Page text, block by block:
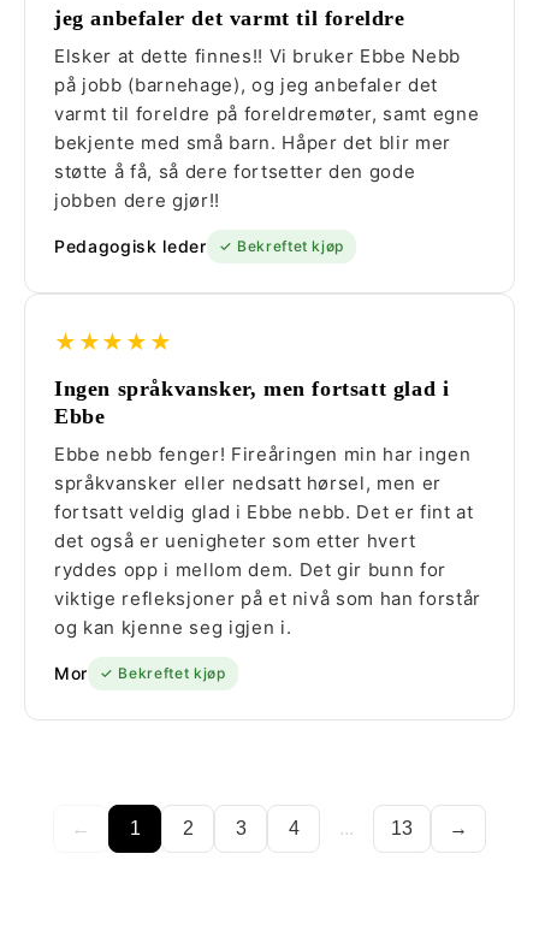
jeg anbefaler det varmt til foreldre
Elsker at dette finnes!! Vi bruker Ebbe Nebb
på jobb (barnehage), og jeg anbefaler det
varmt til foreldre på foreldremøter, samt egne
bekjente med små barn. Håper det blir mer
støtte å få, så dere fortsetter den gode
jobben dere gjør!!
Pedagogisk leder ✓ Bekreftet kjøp
★★★★★
Ingen språkvansker, men fortsatt glad i
Ebbe
Ebbe nebb fenger! Fireåringen min har ingen
språkvansker eller nedsatt hørsel, men er
fortsatt veldig glad i Ebbe nebb. Det er fint at
det også er uenigheter som etter hvert
ryddes opp i mellom dem. Det gir bunn for
viktige refleksjoner på et nivå som han forstår
og kan kjenne seg igjen i.
Mor ✓ Bekreftet kjøp
← 1 2 3 4 ... 13 →